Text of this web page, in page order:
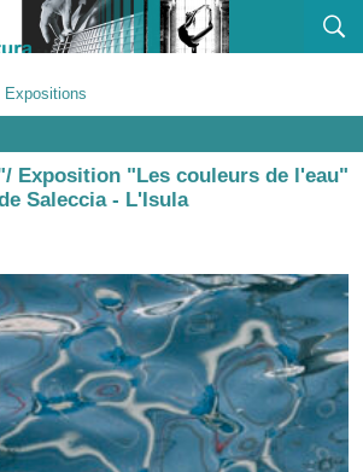
Expositions
Exposition "Les couleurs de l'eau"
Saleccia - L'Isula